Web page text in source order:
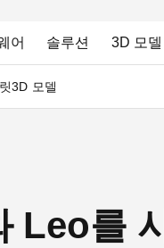
어 솔루션 3D 모델
3D 모델
Leo를